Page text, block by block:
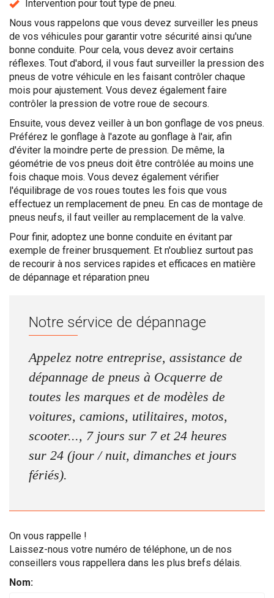
Intervention pour tout type de pneu.
Nous vous rappelons que vous devez surveiller les pneus
de vos véhicules pour garantir votre sécurité ainsi qu'une
bonne conduite. Pour cela, vous devez avoir certains
réflexes. Tout d'abord, il vous faut surveiller la pression des
pneus de votre véhicule en les faisant contrôler chaque
mois pour ajustement. Vous devez également faire
contrôler la pression de votre roue de secours.
Ensuite, vous devez veiller à un bon gonflage de vos pneus.
Préférez le gonflage à l'azote au gonflage à l'air, afin
d'éviter la moindre perte de pression. De même, la
géométrie de vos pneus doit être contrôlée au moins une
fois chaque mois. Vous devez également vérifier
l'équilibrage de vos roues toutes les fois que vous
effectuez un remplacement de pneu. En cas de montage de
pneus neufs, il faut veiller au remplacement de la valve.
Pour finir, adoptez une bonne conduite en évitant par
exemple de freiner brusquement. Et n'oubliez surtout pas
de recourir à nos services rapides et efficaces en matière
de dépannage et réparation pneu
Notre sérvice de dépannage
Appelez notre entreprise, assistance de
dépannage de pneus à Ocquerre de
toutes les marques et de modèles de
voitures, camions, utilitaires, motos,
scooter..., 7 jours sur 7 et 24 heures
sur 24 (jour / nuit, dimanches et jours
fériés).
On vous rappelle !
Laissez-nous votre numéro de téléphone, un de nos
conseillers vous rappellera dans les plus brefs délais.
Nom: